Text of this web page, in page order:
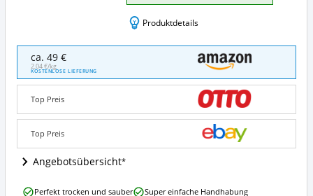
Produktdetails
BlackSellig
Kg
Anfeuerholz
perfekt
trocken
sauber
Angebote:
Wo
dieses
ca. 49 €
2,04 €/kg
KOSTENLOSE LIEFERUNG
Top Preis
Top Preis
Angebotsübersicht
BlackSellig
Perfekt trocken und sauber Super einfache Handhabung